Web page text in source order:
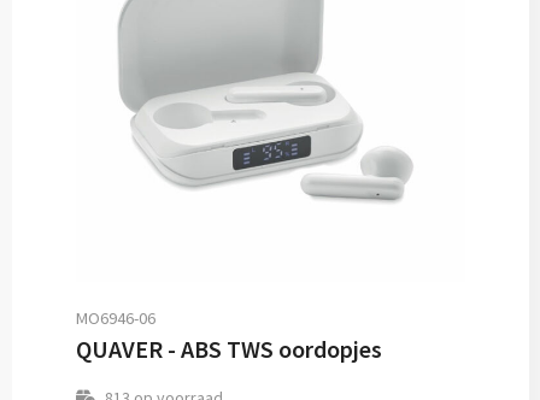
MO6946-06
QUAVER - ABS TWS oordopjes